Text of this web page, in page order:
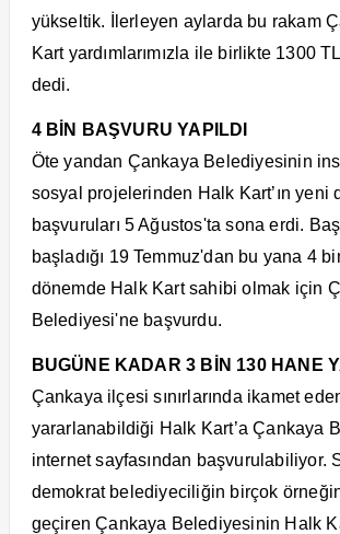
yükseltik. İlerleyen aylarda bu rakam
Kart yardımlarımızla ile birlikte 1300
dedi.
4 BİN BAŞVURU YAPILDI
Öte yandan Çankaya Belediyesinin
sosyal projelerinden Halk Kart’ın yeni
başvuruları 5 Ağustos'ta sona erdi.
başladığı 19 Temmuz'dan bu yana 4
dönemde Halk Kart sahibi olmak için
Belediyesi'ne başvurdu.
BUGÜNE KADAR 3 BİN 130 HANE
Çankaya ilçesi sınırlarında ikamet
yararlanabildiği Halk Kart’a Çankaya
internet sayfasından başvurulabiliyor.
demokrat belediyeciliğin birçok
geçiren Çankaya Belediyesinin Halk